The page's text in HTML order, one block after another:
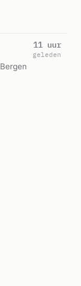
11 uur
geleden